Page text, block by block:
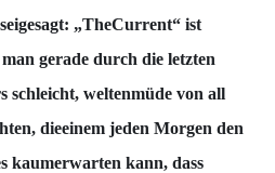
gesagt: „TheCurrent“ ist
gerade durch die letzten
schleicht, weltenmüde von all
dieeinem jeden Morgen den
kaumerwarten kann, dass